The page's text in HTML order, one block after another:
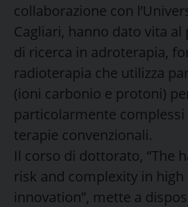
collaborazione con
Cagliari, hanno dato vita
di ricerca in adroterapia,
radioterapia che utilizza
(ioni carbonio e protoni)
particolarmente
terapie convenzionali.
Il corso di dottorato, “The
risk and complexity in
innovation”, mette a